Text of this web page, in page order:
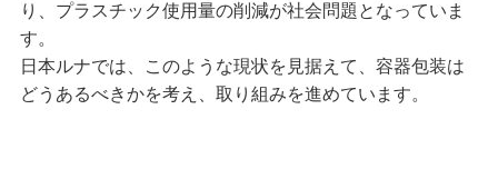
り、プラスチック使用量の削減が社会問題となっていま
す。
日本ルナでは、このような現状を見据えて、容器包装は
どうあるべきかを考え、取り組みを進めています。